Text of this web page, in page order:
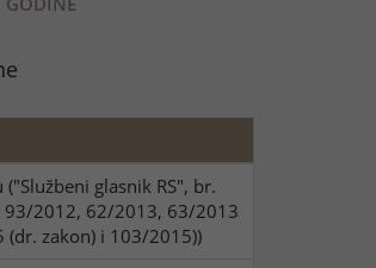
glasnik RS", br.
2012, 62/2013, 63/2013
(dr. zakon) i 103/2015))